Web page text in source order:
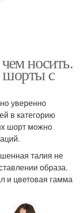
носить.
шорты с
уверенно
в категорию
шорт можно
талия не
образа.
и цветовая гамма